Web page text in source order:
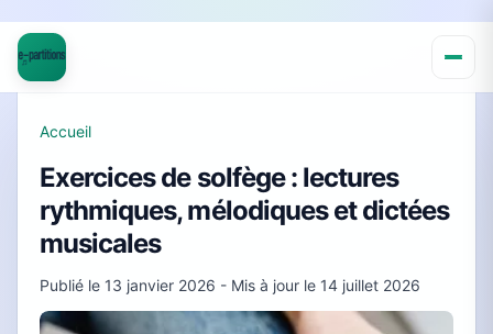
Accueil
Exercices de solfège : lectures
rythmiques, mélodiques et dictées
musicales
Publié le 13 janvier 2026 - Mis à jour le 14 juillet 2026